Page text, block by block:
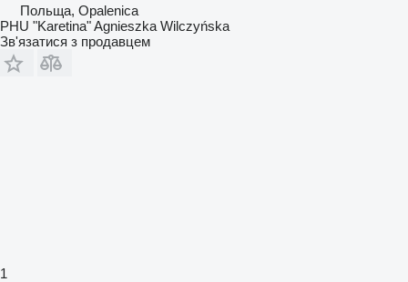
Польща, Opalenica
PHU "Karetina" Agnieszka Wilczyńska
Зв'язатися з продавцем
1